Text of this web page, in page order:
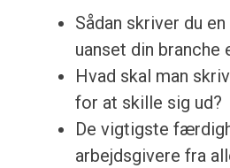
Sådan skriver du
uanset din branche
Hvad skal man
for at skille sig ud?
De vigtigste
arbejdsgivere fra